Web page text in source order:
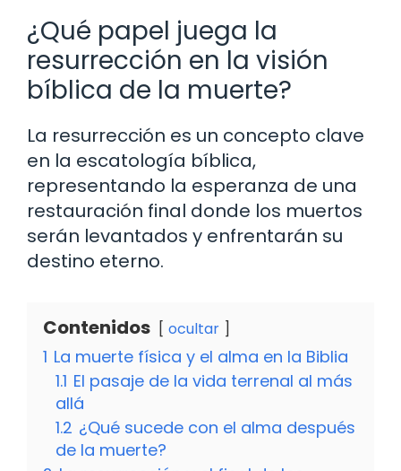
¿Qué papel juega la
resurrección en la visión
bíblica de la muerte?
La resurrección es un concepto clave
en la escatología bíblica,
representando la esperanza de una
restauración final donde los muertos
serán levantados y enfrentarán su
destino eterno.
Contenidos ocultar
1 La muerte física y el alma en la Biblia
1.1 El pasaje de la vida terrenal al más
allá
1.2 ¿Qué sucede con el alma después
de la muerte?